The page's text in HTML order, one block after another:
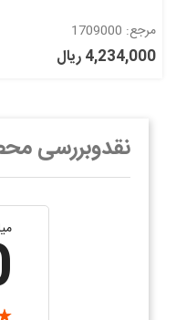
مرجع: 1709000
4,234,000 ریال
نقدوبررسی